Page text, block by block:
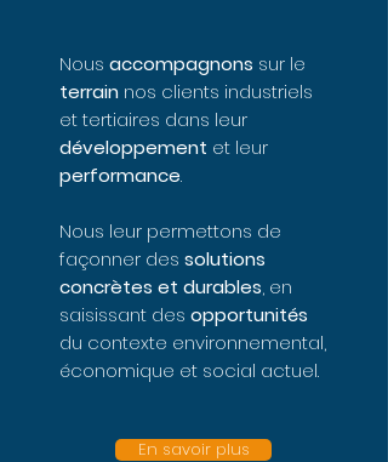
Nous accompagnons sur le
terrain nos clients industriels
et tertiaires dans leur
développement et leur
performance.
Nous leur permettons de
façonner des solutions
concrètes et durables, en
saisissant des opportunités
du contexte environnemental,
économique et social actuel.
En savoir plus